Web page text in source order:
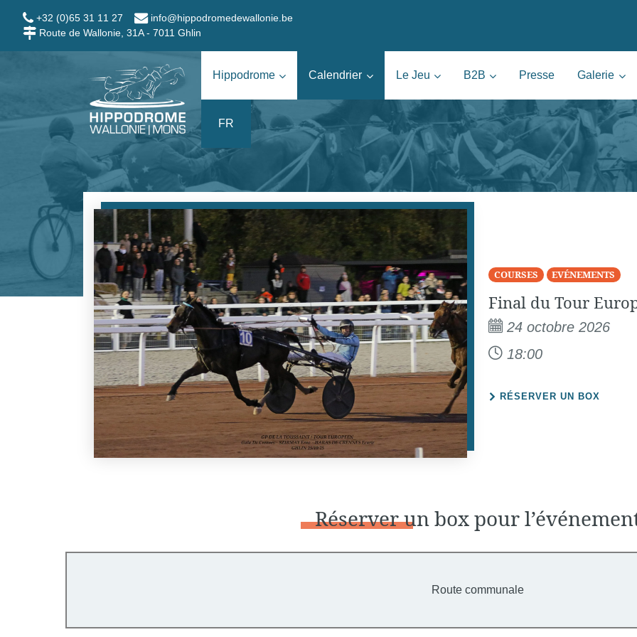
+32 (0)65 31 11 27
info@hippodromedewallonie.be
Route de Wallonie, 31A - 7011 Ghlin
Hippodrome Wallonie | Mons
Hippodrome Calendrier Le Jeu B2B Presse Galerie
FR
COURSES EVÉNEMENTS
Final du Tour
24 octobre 2026
18:00
RÉSERVER UN BOX
Réserverun box pour
Route communale